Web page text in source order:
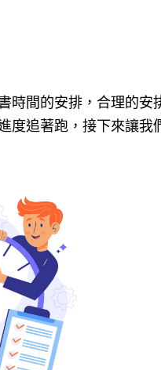
時間的安排，合理的安
度追著跑，接下來讓我